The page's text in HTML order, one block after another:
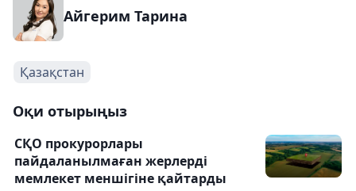
Айгерим Тарина
Қазақстан
Оқи отырыңыз
СҚО прокурорлары
пайдаланылмаған жерлерді
мемлекет меншігіне қайтарды